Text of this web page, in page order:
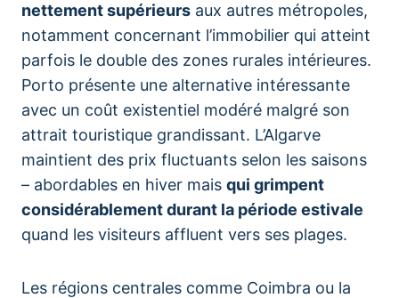
nettement supérieurs aux autres métropoles,
notamment concernant l’immobilier qui atteint
parfois le double des zones rurales intérieures.
Porto présente une alternative intéressante
avec un coût existentiel modéré malgré son
attrait touristique grandissant. L’Algarve
maintient des prix fluctuants selon les saisons
– abordables en hiver mais qui grimpent
considérablement durant la période estivale
quand les visiteurs affluent vers ses plages.
Les régions centrales comme Coimbra ou la